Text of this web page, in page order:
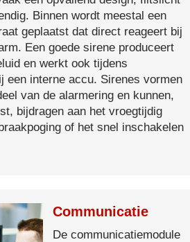
Binnen wordt meestal een
geplaatst dat direct reageert bij
Een goede sirene produceert
en werkt ook tijdens
een interne accu. Sirenes vormen
van de alarmering en kunnen,
bijdragen aan het vroegtijdig
of het snel inschakelen
Communicatie
De communicatiemodule